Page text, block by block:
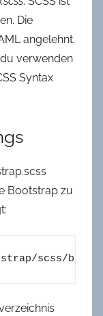
Die
angelehnt.
verwenden
Syntax
Bootstrap zu
scss/